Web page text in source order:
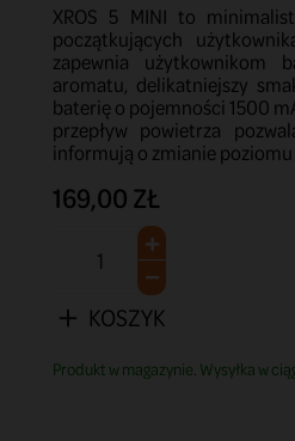
XROS 5 MINI to
początkujących
zapewnia użytkownikom
aromatu, delikatniejszy
baterię o pojemności 1500
przepływ powietrza
informują o zmianie
169,00 ZŁ
KOSZYK
Produkt w magazynie. Wysyłka w